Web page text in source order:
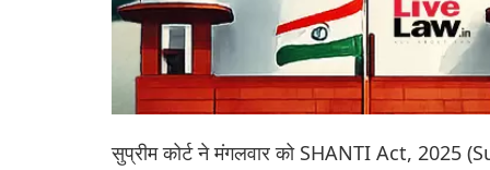
सुप्रीम कोर्ट ने मंगलवार को SHANTI Act,